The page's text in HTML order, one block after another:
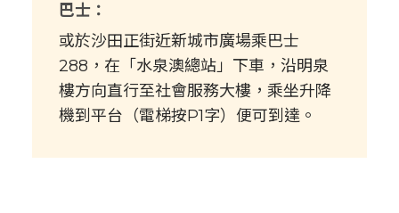
巴士：
或於沙田正街近新城市廣場乘巴士
288，在「水泉澳總站」下車，沿明泉
樓方向直行至社會服務大樓，乘坐升降
機到平台（電梯按P1字）便可到達。